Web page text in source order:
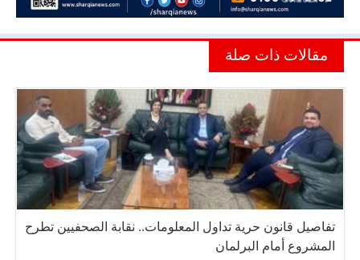
مقالات ذات صلة
تفاصيل قانون حرية تداول المعلومات.. نقابة الصحفيين تطرح
المشروع أمام البرلمان